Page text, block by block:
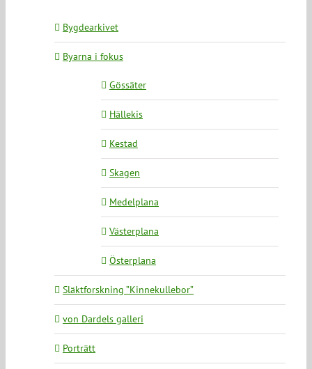
Bygdearkivet
Byarna i fokus
Gössäter
Hällekis
Kestad
Skagen
Medelplana
Västerplana
Österplana
Släktforskning ”Kinnekullebor”
von Dardels galleri
Porträtt